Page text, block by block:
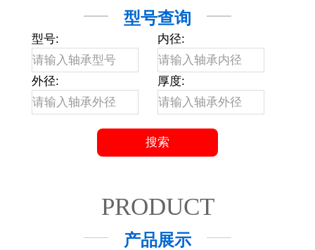
型号查询
型号: 内径:
外径: 厚度:
PRODUCT
产品展示